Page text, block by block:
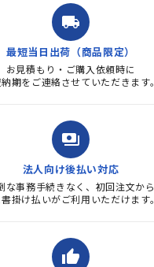
ました。商品到着も早く、品
質・使いやすさで満足していま
す。また、リピートするときは
よろしくお...
local_shipping
最短当日出荷（商品限定）
お見積もり・ご購入依頼時に
期をご連絡させていただきます。
payments
法人向け後払い対応
な事務手続きなく、初回注文から
掛け払いがご利用いただけます。
thumb_up